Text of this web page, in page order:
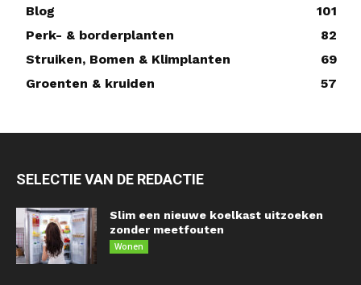
Blog
101
Perk- & borderplanten
82
Struiken, Bomen & Klimplanten
69
Groenten & kruiden
57
SELECTIE VAN DE REDACTIE
Slim een nieuwe koelkast uitzoeken
zonder meetfouten
Wonen